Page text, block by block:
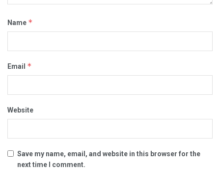
Name *
Email *
Website
Save my name, email, and website in this browser for the
next time I comment.